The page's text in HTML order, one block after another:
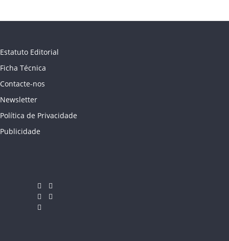
Estatuto Editorial
Ficha Técnica
Contacte-nos
Newsletter
Política de Privacidade
Publicidade